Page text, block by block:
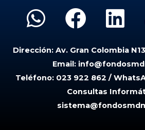
W
a
t
F
c
e
b
L
n
k
e
Dirección:Av. Gran Colombia
Email:
Teléfono: 023 922 862 /
Consultas